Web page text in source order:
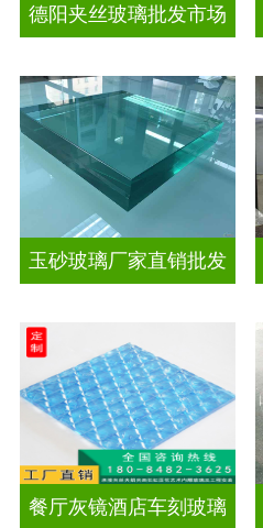
德阳夹丝玻璃批发市场
玉砂玻璃厂家直销批发
餐厅灰镜酒店车刻玻璃